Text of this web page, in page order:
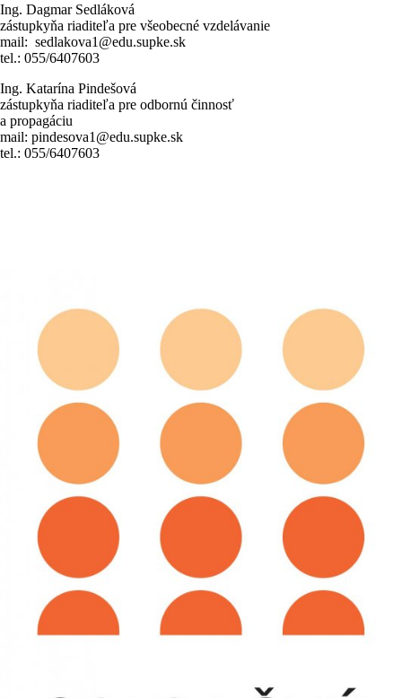
Ing. Dagmar Sedláková
zástupkyňa riaditeľa pre všeobecné vzdelávanie
mail: sedlakova1@edu.supke.sk
tel.: 055/6407603
Ing. Katarína Pindešová
zástupkyňa riaditeľa pre odbornú činnosť
a propagáciu
mail: pindesova1@edu.supke.sk
tel.: 055/6407603